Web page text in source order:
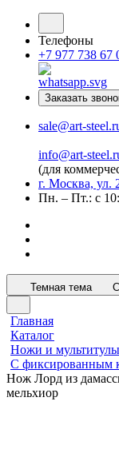
Телефоны
+7 977 738 67
Заказать
sale@art-
info@art-
(для
г. Москва, ул.
Пн. – Пт.: с
Темная тема
Главная
Каталог
Ножи и мультитулы
С фиксированным
Нож Лорд из
мельхиор